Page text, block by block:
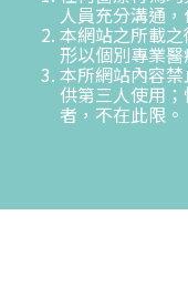
人員充分溝通
本網站之所載
形以個別專業
本所網站內容
供第三人使用
者，不在此限。